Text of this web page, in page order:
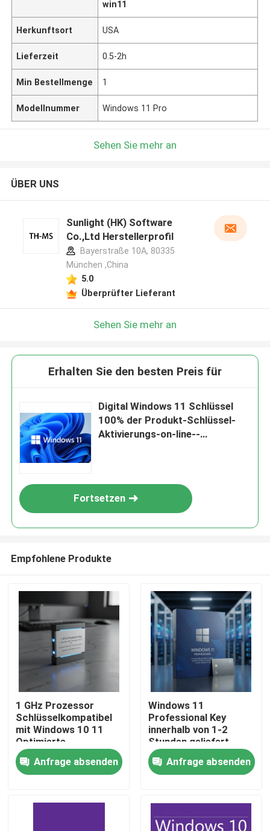
Zu Hause
win11
Herkunftsort USA
Lieferzeit 0.5-2h
Min Bestellmenge 1
Modellnummer Windows 11 Pro
Sehen Sie mehr an
ÜBER UNS
Sunlight (HK) Software
Co.,Ltd Herstellerprofil
Bayerstraße 10A, 80335
München ,China
5.0
Überprüfter Lieferant
Sehen Sie mehr an
Erhalten Sie den besten Preis für
Digital Windows 11 Schlüssel
100% der Produkt-Schlüssel-
Aktivierungs-on-line--
Fortsetzen
Empfohlene Produkte
1 GHz Prozessor
Schlüsselkompatibel
mit Windows 10 11
Optimierte
Sicherheitsfunktionen
Reibungsloser Betrieb
Geeignet für Profis
Anfrage absenden
Windows 11
Professional Key
innerhalb von 1-2
Stunden geliefert
Sofortige echte
Aktivierung Windows-
Plattform sicherer
Anfrage absenden